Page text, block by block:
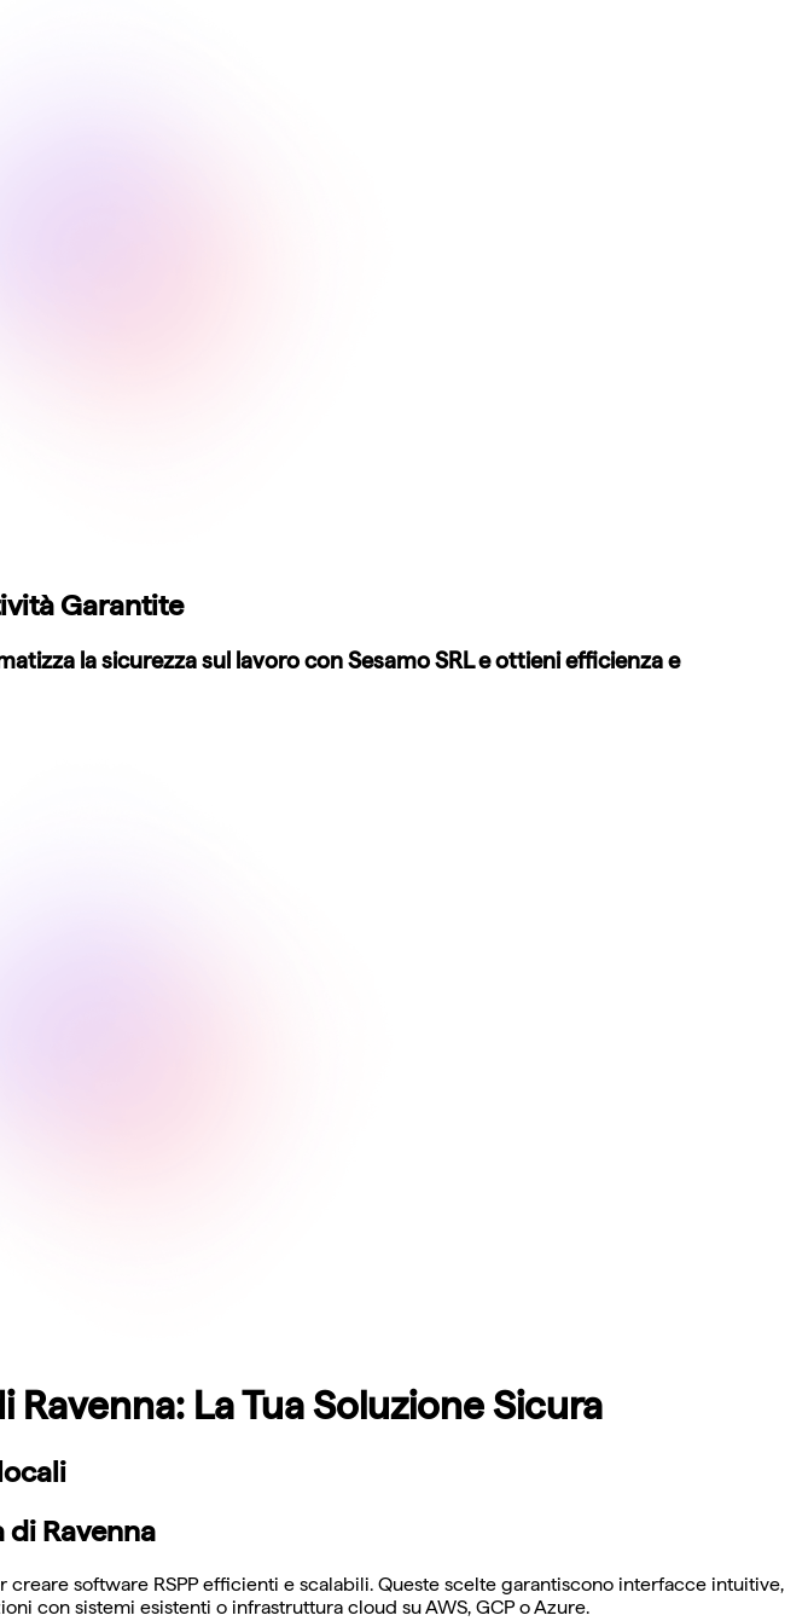
Garantite
la sicurezza sul lavoro con Sesamo SRL e ottieni efficienza e
La Tua Soluzione Sicura
di Ravenna
software RSPP efficienti e scalabili. Queste scelte garantiscono interfacce intuitive,
con sistemi esistenti o infrastruttura cloud su AWS, GCP o Azure.